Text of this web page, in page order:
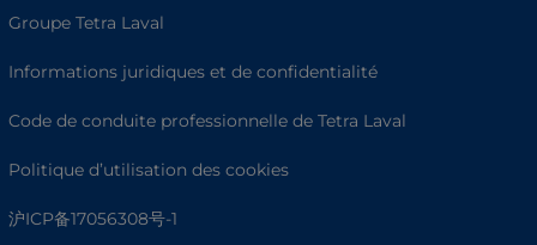
Groupe Tetra Laval
Informations juridiques et de confidentialité
Code de conduite professionnelle de Tetra Laval
Politique d’utilisation des cookies
沪ICP备17056308号-1